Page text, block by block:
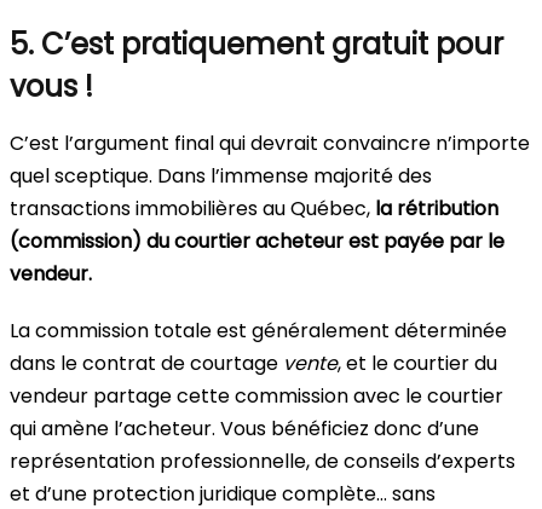
5. C’est pratiquement gratuit pour
vous !
C’est l’argument final qui devrait convaincre n’importe
quel sceptique. Dans l’immense majorité des
transactions immobilières au Québec, la rétribution
(commission) du courtier acheteur est payée par le
vendeur.
La commission totale est généralement déterminée
dans le contrat de courtage vente, et le courtier du
vendeur partage cette commission avec le courtier
qui amène l’acheteur. Vous bénéficiez donc d’une
représentation professionnelle, de conseils d’experts
et d’une protection juridique complète… sans